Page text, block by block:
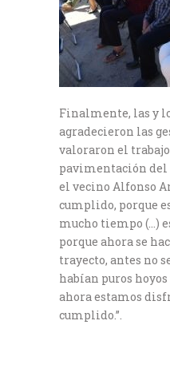
Finalmente, las y
agradecieron las
valoraron el
pavimentación del
el vecino Alfonso
cumplido, porque
mucho tiempo (…)
porque ahora se
trayecto, antes no
habían puros
ahora estamos
cumplido.”.